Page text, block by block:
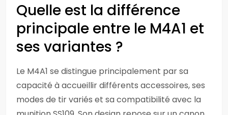
Quelle est la différence
principale entre le M4A1 et
ses variantes ?
Le M4A1 se distingue principalement par sa
capacité à accueillir différents accessoires, ses
modes de tir variés et sa compatibilité avec la